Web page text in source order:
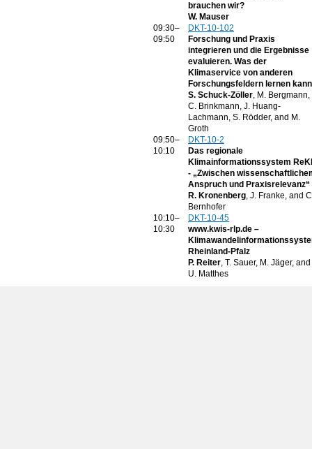
brauchen wir?
W. Mauser
09:30–
09:50
DKT-10-102
Forschung und Praxis
integrieren und die Ergebnisse
evaluieren. Was der
Klimaservice von anderen
Forschungsfeldern lernen kann
S. Schuck-Zöller, M. Bergmann,
C. Brinkmann, J. Huang-
Lachmann, S. Rödder, and M.
Groth
09:50–
10:10
DKT-10-2
Das regionale
Klimainformationssystem
- „Zwischen
Anspruch und Praxisrelevanz“
R. Kronenberg, J. Franke, and
Bernhofer
10:10–
10:30
DKT-10-45
www.kwis-rlp.de –
Rheinland-Pfalz
P. Reiter, T. Sauer, M. Jäger, and
U. Matthes